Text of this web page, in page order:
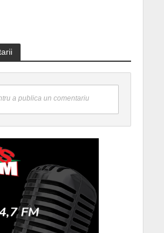
a publica un comentariu